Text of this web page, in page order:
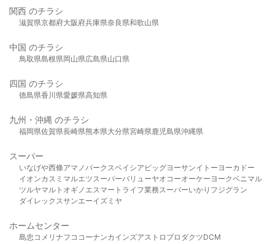
関西 のチラシ
滋賀県京都府大阪府兵庫県奈良県和歌山県
中国 のチラシ
鳥取県島根県岡山県広島県山口県
四国 のチラシ
徳島県香川県愛媛県高知県
九州・沖縄 のチラシ
福岡県佐賀県長崎県熊本県大分県宮崎県鹿児島県沖縄県
スーパー
いなげや西條アマノパークスベイシア ビッグヨーサンイトーヨーカドー
イオンカスミ マルエツスーパーバリューヤオコーオーケー ヨークベニマル
ツルヤマルト オギノ エスマート ライフ業務スーパーいかり フジグラン
ダイレックスサンエーイズミヤ
ホームセンター
島忠 コメリ ナフコ コーナンカインズアストロプロダクツDCM